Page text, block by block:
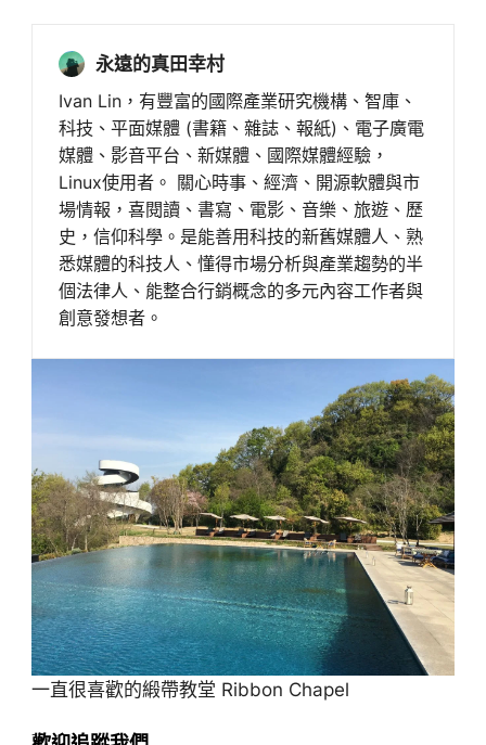
永遠的真田幸村
Ivan Lin，有豐富的國際產業研究機構、智庫、
科技、平面媒體 (書籍、雜誌、報紙)、電子廣電
媒體、影音平台、新媒體、國際媒體經驗，
Linux使用者。 關心時事、經濟、開源軟體與市
場情報，喜閱讀、書寫、電影、音樂、旅遊、歷
史，信仰科學。是能善用科技的新舊媒體人、熟
悉媒體的科技人、懂得市場分析與產業趨勢的半
個法律人、能整合行銷概念的多元內容工作者與
創意發想者。
一直很喜歡的緞帶教堂 Ribbon Chapel